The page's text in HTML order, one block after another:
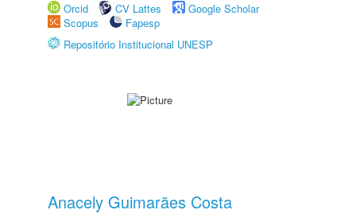
Orcid
CV Lattes
Google Scholar
Scopus
Fapesp
Repositório Institucional UNESP
Anacely Guimarães Costa